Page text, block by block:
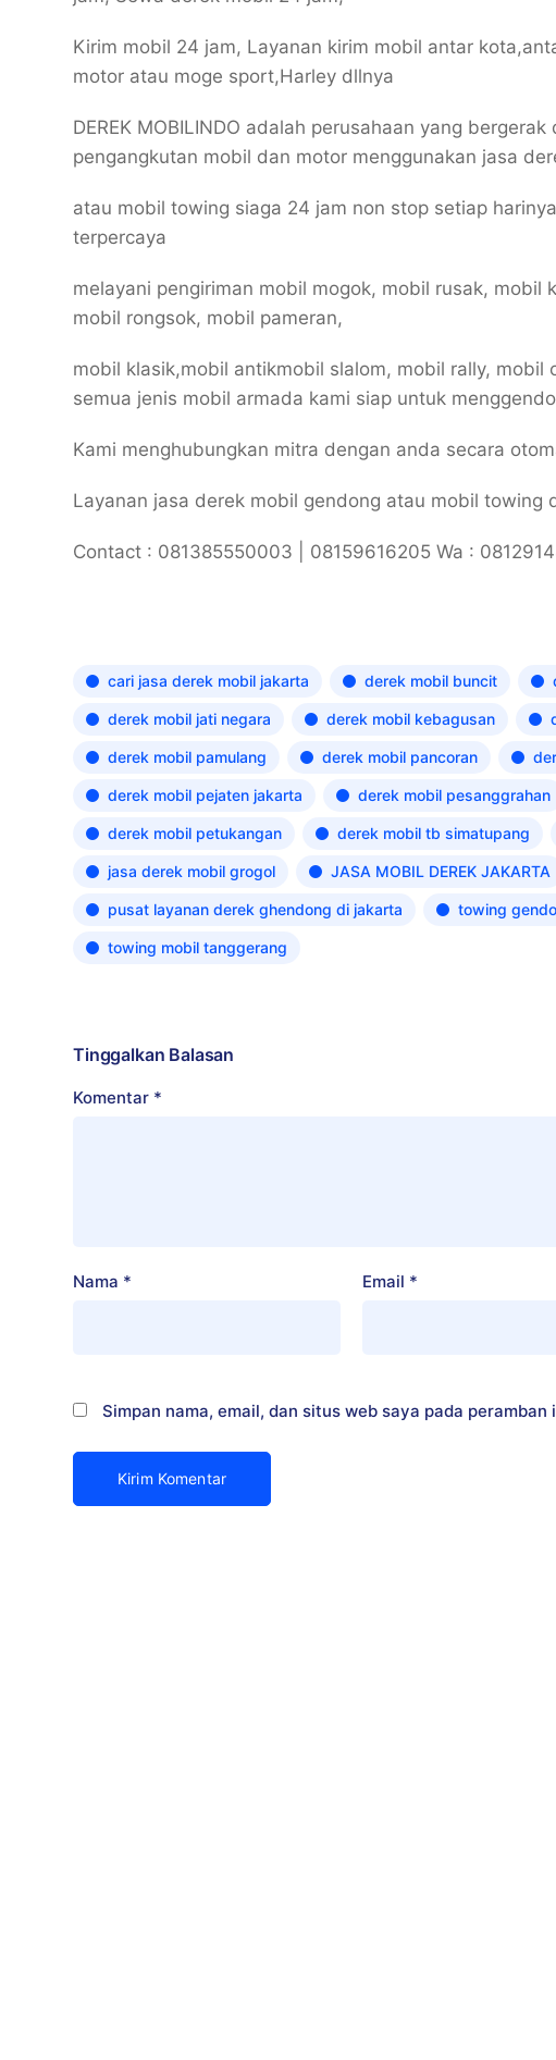
Kirim mobil 24 jam, Layanan kirim mobil antar
motor atau moge sport,Harley dllnya
DEREK MOBILINDO adalah perusahaan yang
pengangkutan mobil dan motor menggunakan jasa
atau mobil towing siaga 24 jam non stop setiap
terpercaya
melayani pengiriman mobil mogok, mobil rusak, mobil
mobil rongsok, mobil pameran,
mobil klasik,mobil antikmobil slalom, mobil rally,
semua jenis mobil armada kami siap untuk
Kami menghubungkan mitra dengan anda secara
Layanan jasa derek mobil gendong atau mobil towing
Contact : 081385550003 | 08159616205 Wa :
cari jasa derek mobil jakarta derek mobil buncit
derek mobil jati negara derek mobil kebagusan
derek mobil pamulang derek mobil pancoran
derek mobil pejaten jakarta derek mobil pesanggrahan
derek mobil petukangan derek mobil tb simatupang
jasa derek mobil grogol JASA MOBIL DEREK JAKARTA
pusat layanan derek ghendong di jakarta towing
towing mobil tanggerang
Tinggalkan Balasan
Komentar *
Nama * Email *
Simpan nama, email, dan situs web saya pada